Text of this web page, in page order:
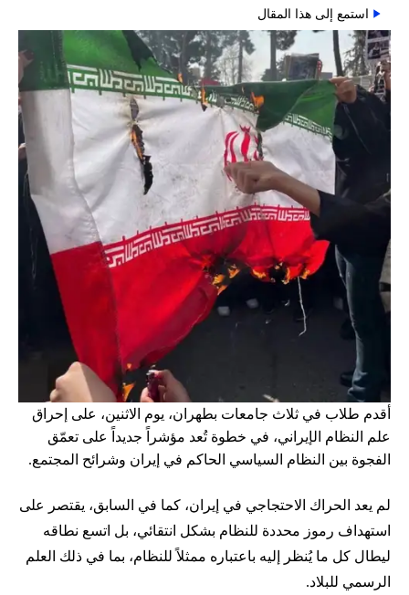
استمع إلى هذا المقال
أقدم طلاب في ثلاث جامعات بطهران، يوم الاثنين، على إحراق
علم النظام الإيراني، في خطوة تُعد مؤشراً جديداً على تعمّق
الفجوة بين النظام السياسي الحاكم في إيران وشرائح المجتمع.
لم يعد الحراك الاحتجاجي في إيران، كما في السابق، يقتصر على
استهداف رموز محددة للنظام بشكل انتقائي، بل اتسع نطاقه
ليطال كل ما يُنظر إليه باعتباره ممثلاً للنظام، بما في ذلك العلم
الرسمي للبلاد.